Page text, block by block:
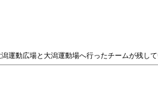
運動広場と大潟運動場へ行ったチームが残し